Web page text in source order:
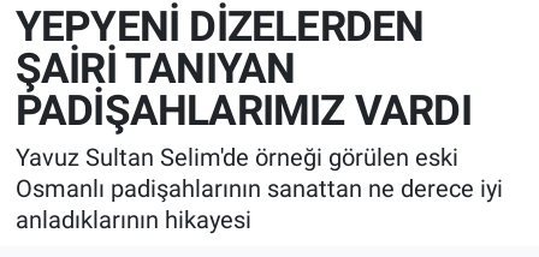
YEPYENİ DİZELERDEN
ŞAİRİ TANIYAN
PADİŞAHLARIMIZ VARDI
Yavuz Sultan Selim'de örneği görülen eski
Osmanlı padişahlarının sanattan ne derece iyi
anladıklarının hikayesi
Trafik Durumu
Süper Lig Puan Durumu ve Fikstür
Tüm Manşetler
Son Dakika Haberleri